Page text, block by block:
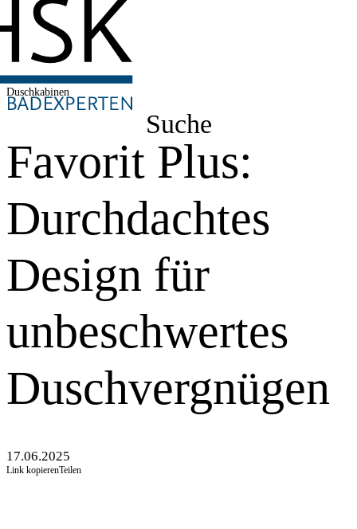
Suche
Duschkabinen
Favorit Plus:
Durchdachtes
Design für
unbeschwertes
Duschvergnügen
17.06.2025
Link kopierenTeilen